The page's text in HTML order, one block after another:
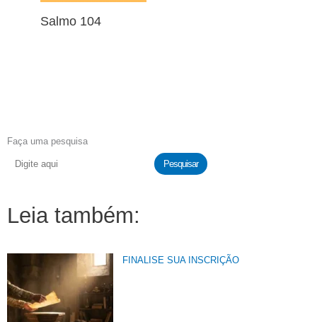
Salmo 104
Faça uma pesquisa
Pesquisar
Leia também:
FINALISE SUA INSCRIÇÃO